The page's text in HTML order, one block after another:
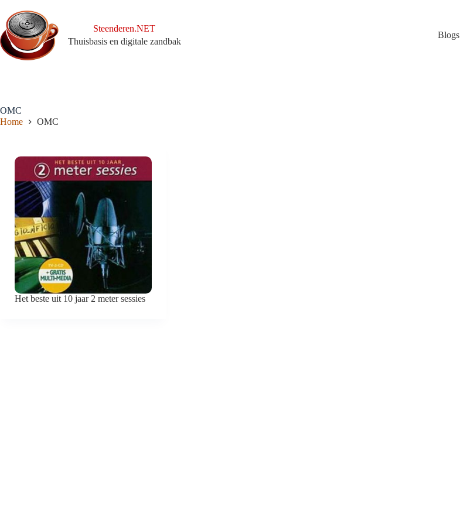
naar
de
inhoud
Steenderen.NET
Thuisbasis en digitale zandbak
Blogs
OMC
Home
OMC
Het beste uit 10 jaar 2 meter sessies